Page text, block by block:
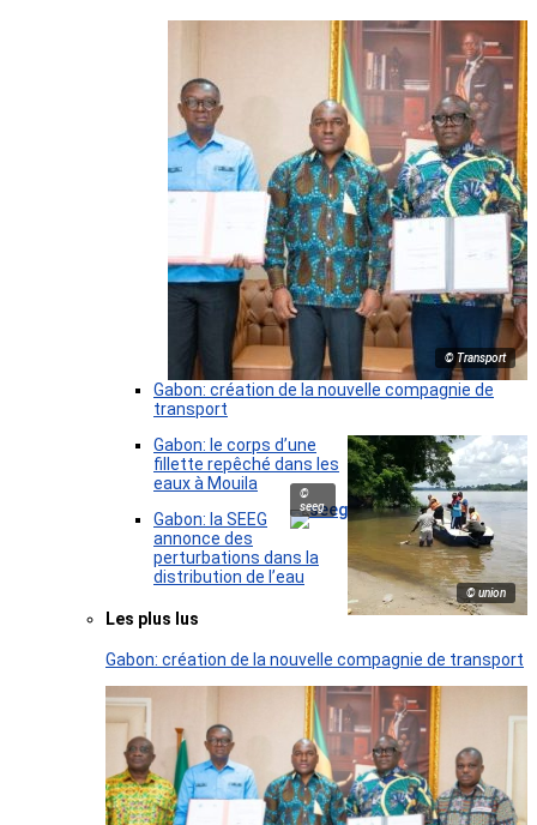
© Transport
Gabon: création de la nouvelle compagnie de
transport
© union
Gabon: le corps d’une
fillette repêché dans les
eaux à Mouila
©
seeg
Gabon: la SEEG
annonce des
perturbations dans la
distribution de l’eau
Les plus lus
Gabon: création de la nouvelle compagnie de transport